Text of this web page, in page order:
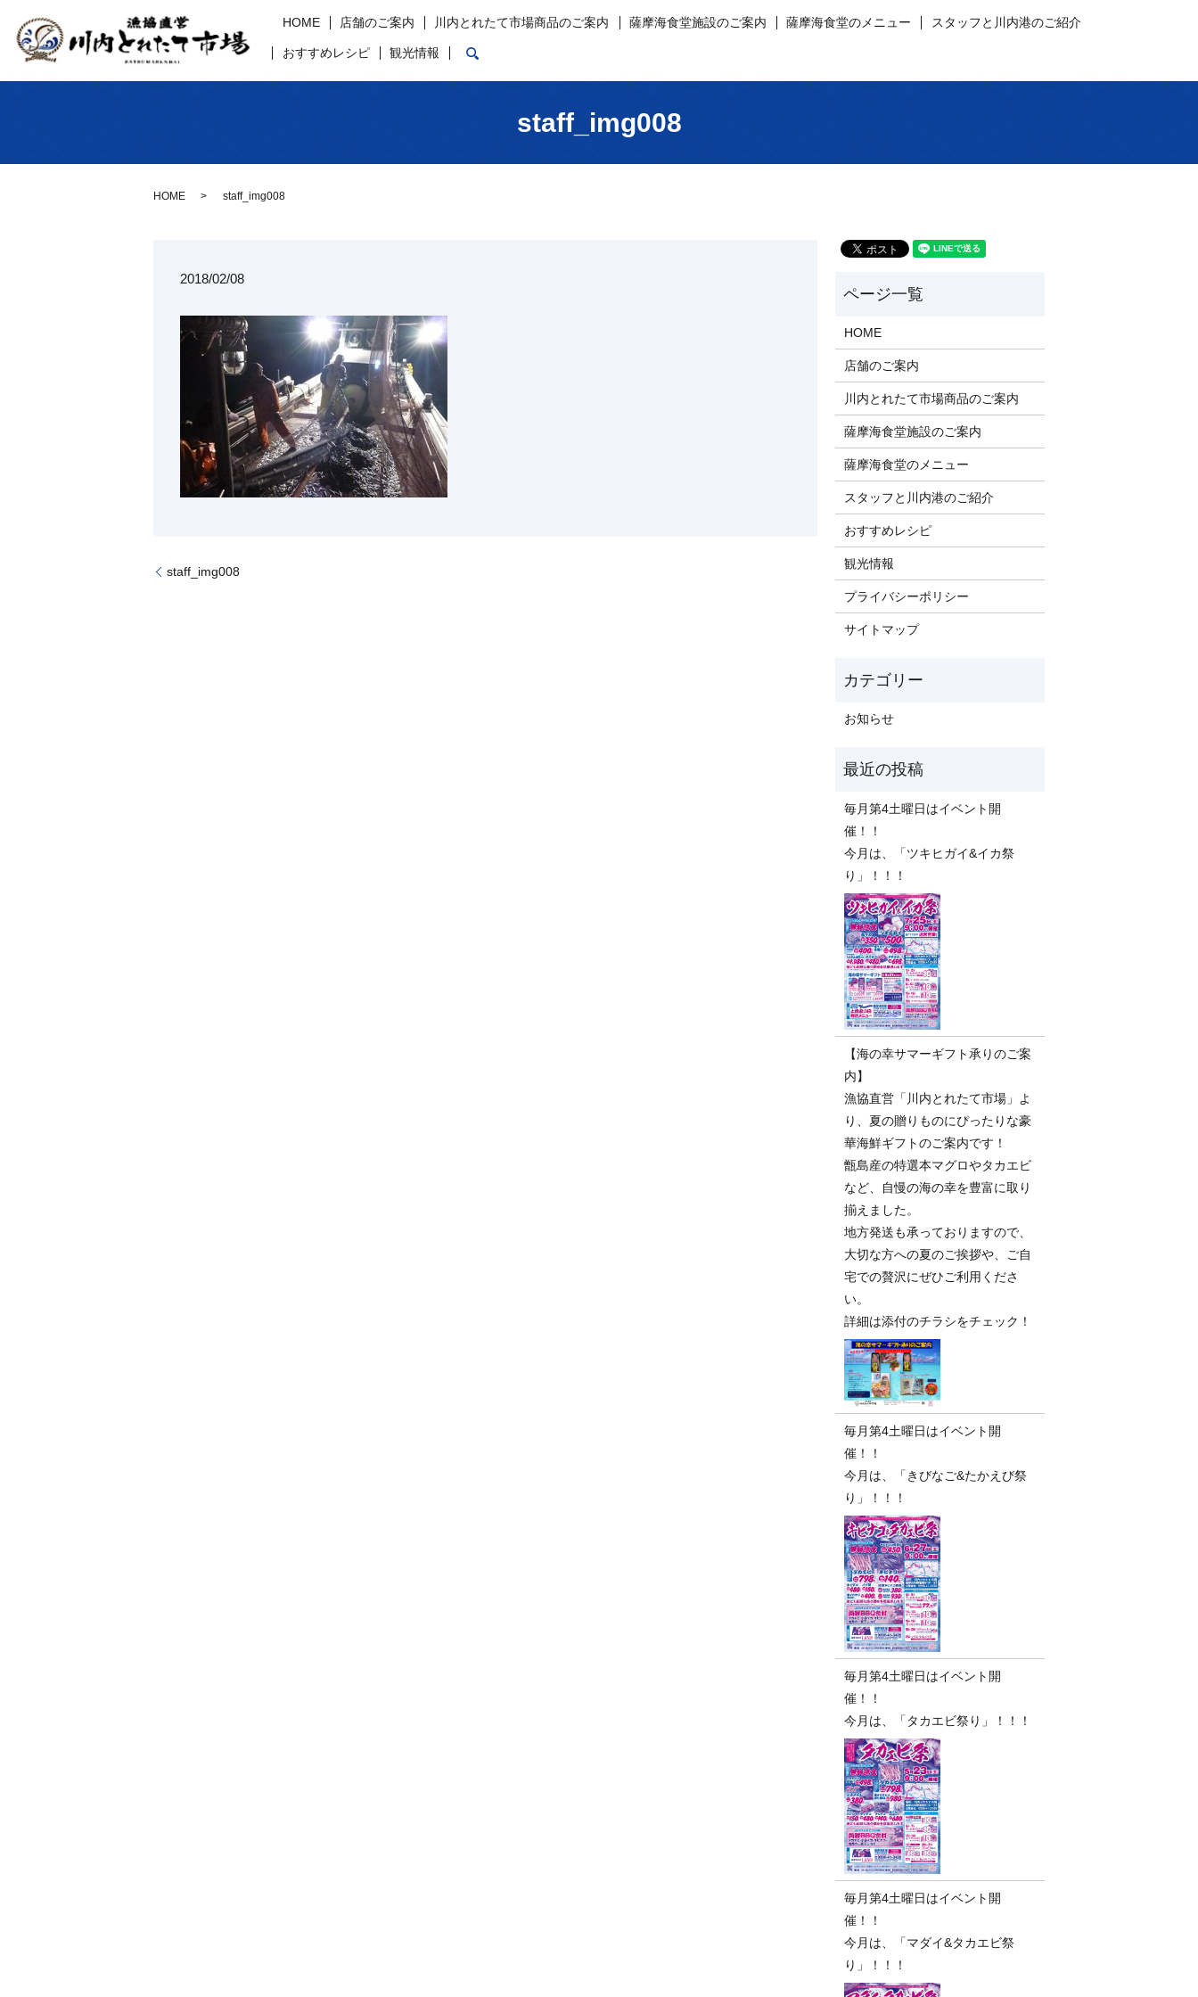
HOME 店舗のご案内 川内とれたて市場商品のご案内 薩摩海食堂施設のご案内 薩摩海食堂のメニュー スタッフと川内港のご紹介
おすすめレシピ 観光情報
staff_img008
HOME staff_img008
2018/02/08
staff_img008
HOME
店舗のご案内
川内とれたて市場商品のご案内
薩摩海食堂施設のご案内
薩摩海食堂のメニュー
スタッフと川内港のご紹介
おすすめレシピ
観光情報
プライバシーポリシー
サイトマップ
お知らせ
毎月第4土曜日はイベント開
催！！
今月は、「ツキヒガイ&イカ祭
り」！！！
【海の幸サマーギフト承りのご案
内】
漁協直営「川内とれたて市場」よ
り、夏の贈りものにぴったりな豪
華海鮮ギフトのご案内です！
甑島産の特選本マグロやタカエビ
など、自慢の海の幸を豊富に取り
揃えました。
地方発送も承っておりますので、
大切な方への夏のご挨拶や、ご自
宅での贅沢にぜひご利用くださ
い。
詳細は添付のチラシをチェック！
毎月第4土曜日はイベント開
催！！
今月は、「きびなご&たかえび祭
り」！！！
毎月第4土曜日はイベント開
催！！
今月は、「タカエビ祭り」！！！
毎月第4土曜日はイベント開
催！！
今月は、「マダイ&タカエビ祭
り」！！！